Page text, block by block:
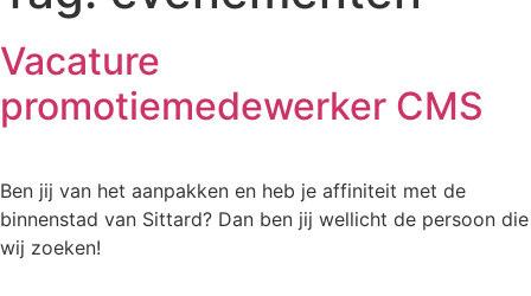
Vacature
promotiemedewerker CMS
Ben jij van het aanpakken en heb je affiniteit met de
binnenstad van Sittard? Dan ben jij wellicht de persoon die
wij zoeken!